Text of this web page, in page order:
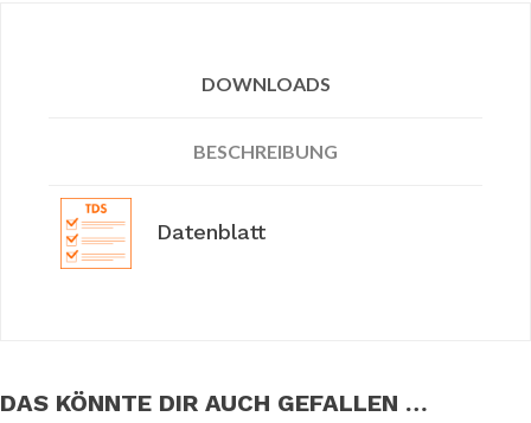
DOWNLOADS
BESCHREIBUNG
Datenblatt
DAS KÖNNTE DIR AUCH GEFALLEN …